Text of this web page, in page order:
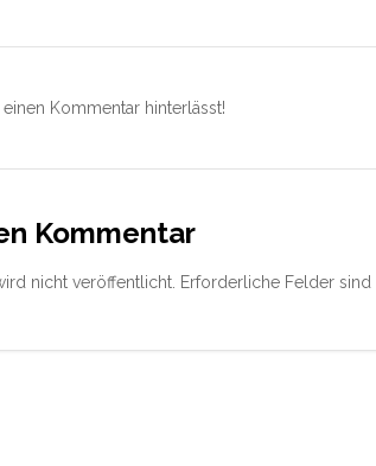
Kommentar hinterlässt!
Kommentar
nicht veröffentlicht. Erforderliche Felder sind